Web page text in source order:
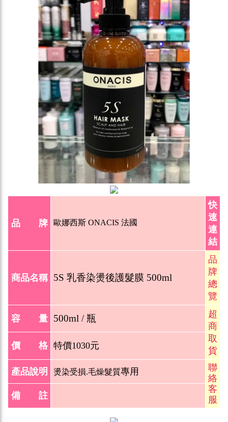
品 牌 歐娜西斯 ONACIS 法國
快
速
連
結
商品名稱 5S 乳香染燙後護髮膜 500ml
品
牌
總
覽
容 量 500ml / 瓶
超
商
取
貨
價 格 特價1030元
產品說明 燙染受損.毛燥髮質專用
聯
絡
客
服
備 註